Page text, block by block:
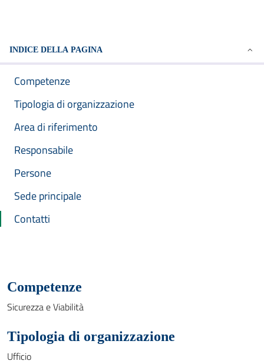
INDICE DELLA PAGINA
Competenze
Tipologia di organizzazione
Area di riferimento
Responsabile
Persone
Sede principale
Contatti
Competenze
Sicurezza e Viabilità
Tipologia di organizzazione
Ufficio